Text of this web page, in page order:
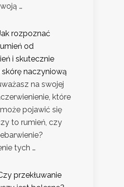
…
rozpoznać
od
i skutecznie
naczyniową
na swojej
które
pojawić się
to rumień, czy
tych …
przekłuwanie